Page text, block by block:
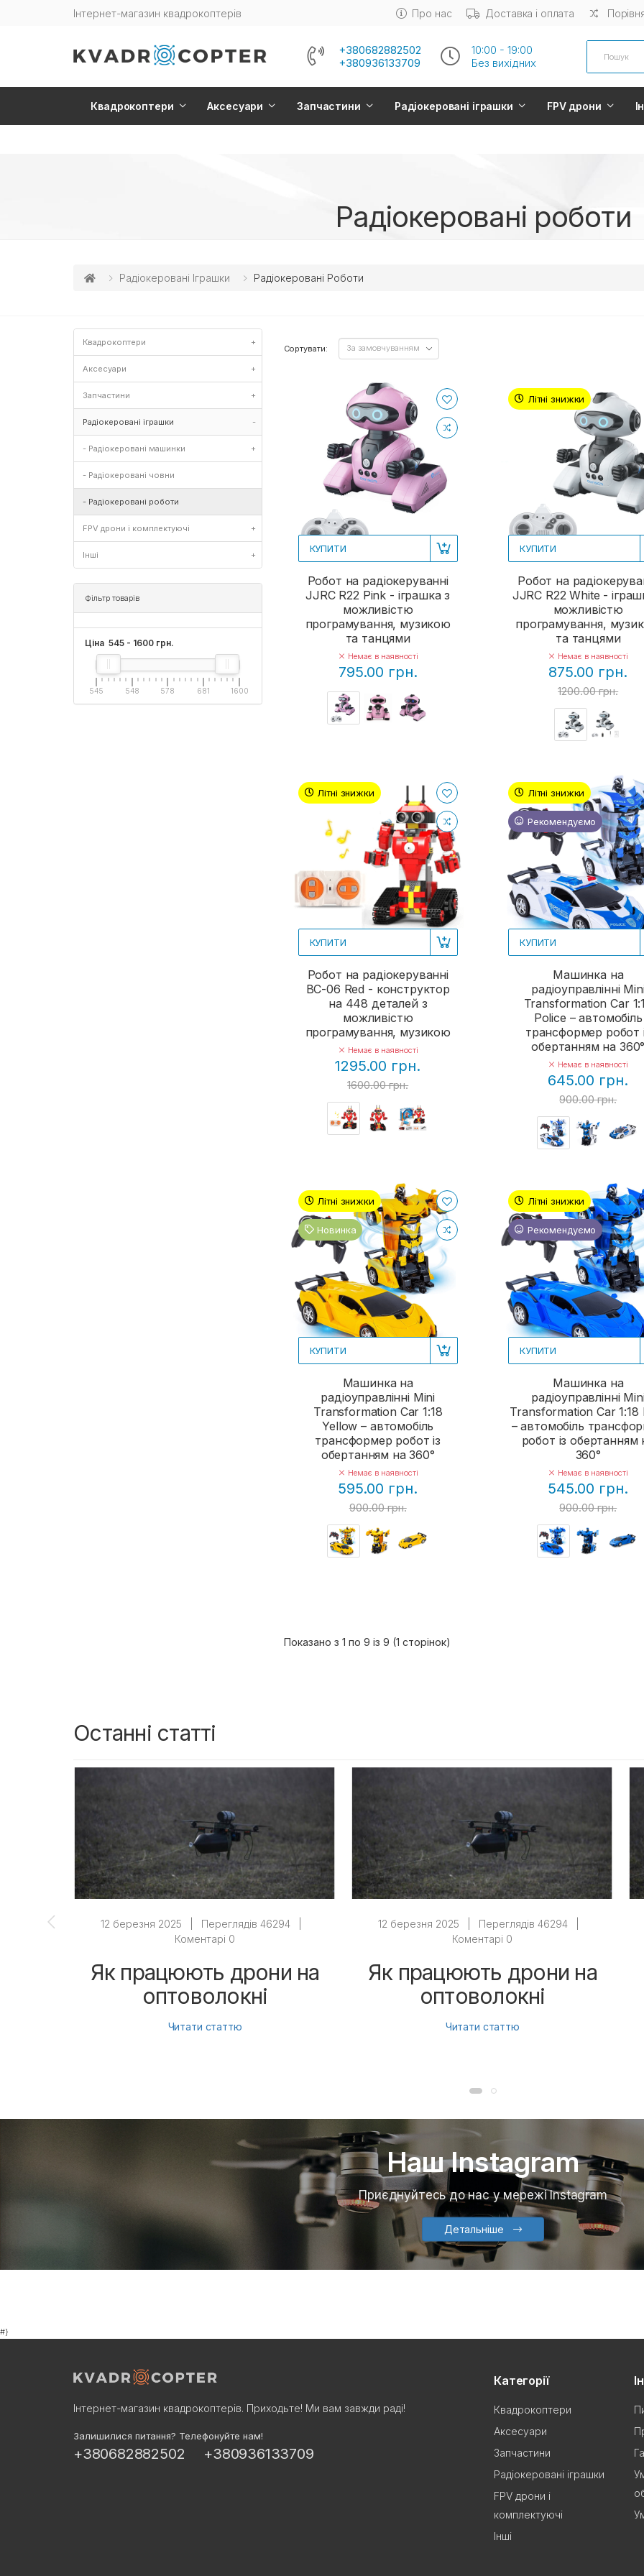
Інтернет-магазин квадрокоптерів Про нас Доставка і оплата
+380682882502
+380936133709
10:00 - 19:00
Без вихiдних
Search
Квадрокоптери Аксесуари Запчастини Радіокеровані іграшки FPV дрони
Радіокеровані роботи
Радіокеровані Іграшки Радіокеровані Роботи
Квадрокоптери +
Аксесуари +
Запчастини +
Радіокеровані іграшки -
- Радіокеровані машинки +
- Радіокеровані човни
- Радіокеровані роботи
FPV дрони і комплектуючі +
Інші +
Фільтр товарів
Ціна 545 - 1600 грн.
545 548 578 681 1600
Сортувати:
КУПИТИ
Робот на радіокеруванні
JJRC R22 Pink - іграшка з
можливістю
програмування, музикою
та танцями
Немає в наявності
795.00 грн.
Літні знижки
КУПИТИ
Робот на
JJRC R22 White -
можливістю
програмування,
та танцями
Немає в наявності
875.00 грн.
1200.00 грн.
Літні знижки
КУПИТИ
Робот на радіокеруванні
BC-06 Red - конструктор
на 448 деталей з
можливістю
програмування, музикою
Немає в наявності
1295.00 грн.
1600.00 грн.
Літні знижки
Рекомендуємо
КУПИТИ
Машинка на
радіоуправлінні Mini
Transformation Car
Police – автомобіль
трансформер робот
обертанням на 360°
Немає в наявності
645.00 грн.
900.00 грн.
Літні знижки
Новинка
КУПИТИ
Машинка на
радіоуправлінні Mini
Transformation Car 1:18
Yellow – автомобіль
трансформер робот із
обертанням на 360°
Немає в наявності
595.00 грн.
900.00 грн.
Літні знижки
Рекомендуємо
КУПИТИ
Машинка на
радіоуправлінні Mini
Transformation Car 1:18
– автомобіль
робот із обертанням
360°
Немає в наявності
545.00 грн.
900.00 грн.
Показано з 1 по 9 із 9 (1 сторінок)
Останні статті
12 березня 2025 Переглядів 46294
Коментарі 0
Як працюють дрони на
оптоволокні
Читати статтю
12 березня 2025 Переглядів 46294
Коментарі 0
Як працюють дрони на
оптоволокні
Читати статтю
Наш Instagram
Приєднуйтесь до нас у мережі Instagram
Детальніше
#}
Інтернет-магазин квадрокоптерів. Приходьте! Ми вам завжди раді!
Залишилися питання? Телефонуйте нам!
+380682882502 +380936133709
Категорії
Квадрокоптери
Аксесуари
Запчастини
Радіокеровані іграшки
FPV дрони і
комплектуючі
Інші